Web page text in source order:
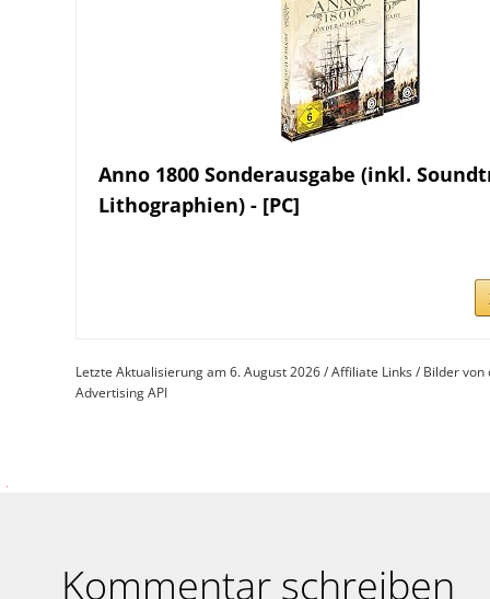
Anno 1800 Sonderausgabe (inkl.
Lithographien) - [PC]
Letzte Aktualisierung am 6. August 2026 / Affiliate Links / Bilder
Advertising API
Kommentar schreiben